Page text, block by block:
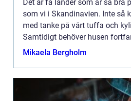
Det är få länder som är så bra
som vi i Skandinavien. Inte så
med tanke på vårt tuffa och
Samtidigt behöver husen
Mikaela Bergholm